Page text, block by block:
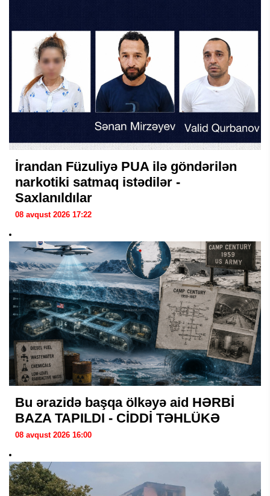
İrandan Füzuliyə PUA ilə göndərilən
narkotiki satmaq istədilər -
Saxlanıldılar
08 avqust 2026 17:22
Bu ərazidə başqa ölkəyə aid HƏRBİ
BAZA TAPILDI - CİDDİ TƏHLÜKƏ
08 avqust 2026 16:00